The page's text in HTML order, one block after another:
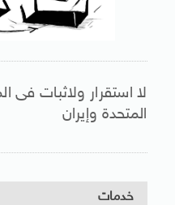
لا استقرار ولاثبات فى
المتحدة وإيران
خدمات